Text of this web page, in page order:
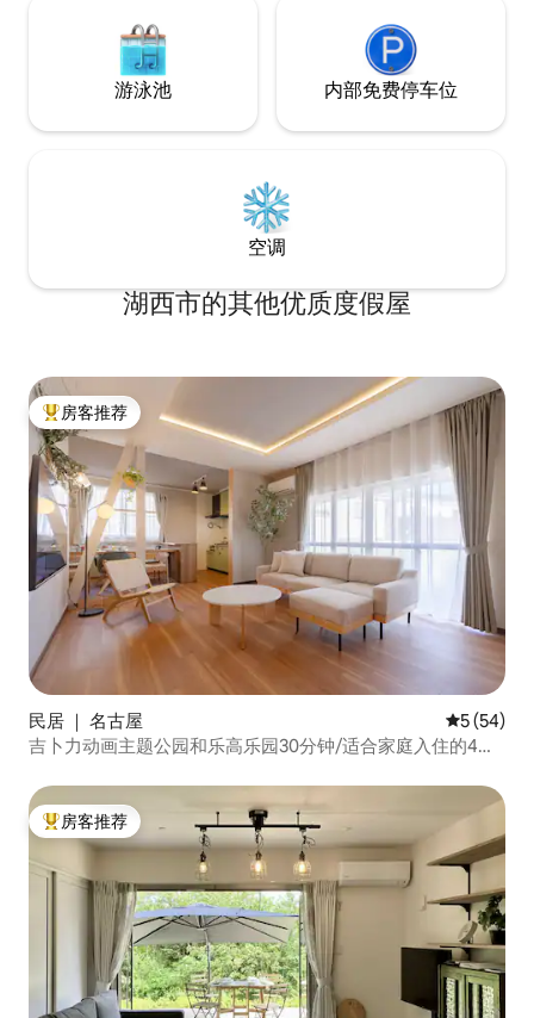
2500日元。请参阅下面的注意事项了解详
¥4,000。请自带泳衣、浴巾等。 请通过短
信提前预订烧烤和桑拿。您可以在当天以
现金或PayPay支付。 请注意，可能需要一
乘坐有轨电车前往
丰桥站是新干线的
要20分钟，到东京
小时。 开车来的话，从东名高速公路丰川
IC出发20分钟左右。 乘坐高速公路
游泳池 内部免费停车位
空调
湖西市的其他优质度假屋
热门「房客推荐」
房客推荐
民居 ｜ 名古屋 平均评分
5 (54)
吉卜力动画主题公园和乐高乐园30分钟/适合家庭入住的4间
热门「房客推荐」
房客推荐